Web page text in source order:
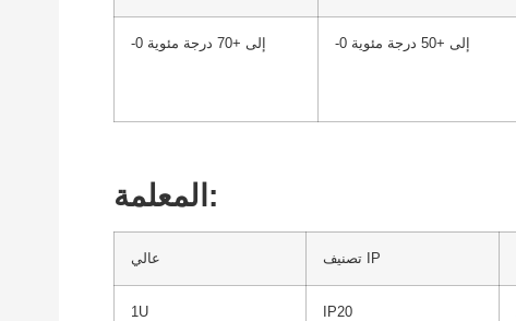
-0 إلى +70 درجة مئوية -0 إلى +50 درجة مئوية
المعلمة:
عالي تصنيف IP
1U IP20